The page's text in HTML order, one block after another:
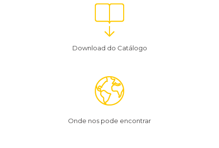
Download do Catálogo
Onde nos pode encontrar